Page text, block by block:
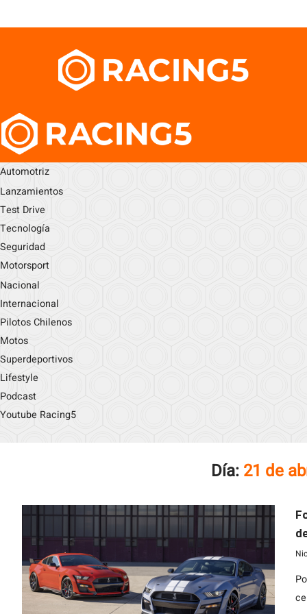
Automotriz
Lanzamientos
Test Drive
Tecnología
Seguridad
Motorsport
Nacional
Internacional
Pilotos Chilenos
Motos
Superdeportivos
Lifestyle
Podcast
Youtube Racing5
Día: 21 de